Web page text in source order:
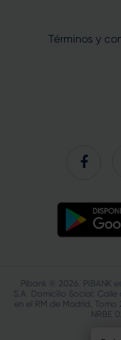
Términos y
Pibank © 2026. PIBANK
S.A. Domicilio Social:
en el RM de Madrid, Tomo
NRBE